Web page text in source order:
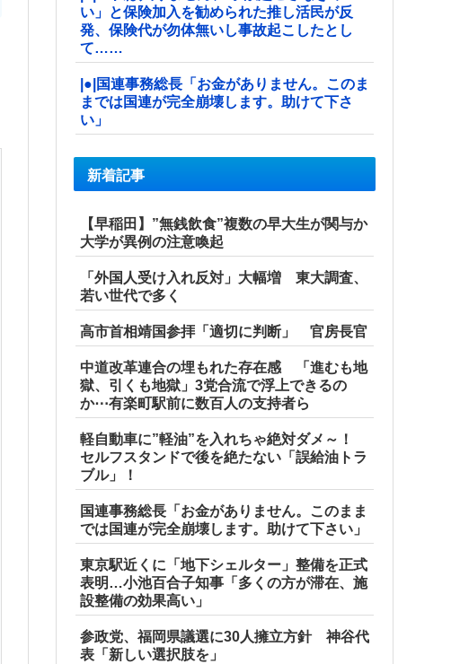
い」と保険加入を勧められた推し活民が反
発、保険代が勿体無いし事故起こしたとし
て……
|●|国連事務総長「お金がありません。このま
までは国連が完全崩壊します。助けて下さ
い」
新着記事
【早稲田】”無銭飲食”複数の早大生が関与か
大学が異例の注意喚起
「外国人受け入れ反対」大幅増 東大調査、
若い世代で多く
高市首相靖国参拝「適切に判断」 官房長官
中道改革連合の埋もれた存在感 「進むも地
獄、引くも地獄」3党合流で浮上できるの
か⋯有楽町駅前に数百人の支持者ら
軽自動車に”軽油”を入れちゃ絶対ダメ～！
セルフスタンドで後を絶たない「誤給油トラ
ブル」！
国連事務総長「お金がありません。このまま
では国連が完全崩壊します。助けて下さい」
東京駅近くに「地下シェルター」整備を正式
表明…小池百合子知事「多くの方が滞在、施
設整備の効果高い」
参政党、福岡県議選に30人擁立方針 神谷代
表「新しい選択肢を」